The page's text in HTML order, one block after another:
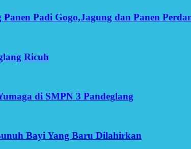
Panen Padi Gogo,Jagung dan Panen
Ricuh
di SMPN 3 Pandeglang
Bayi Yang Baru Dilahirkan